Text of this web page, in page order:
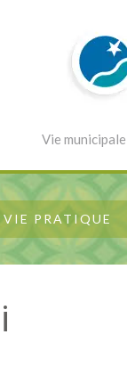
Vie municipale
VIE PRATIQUE